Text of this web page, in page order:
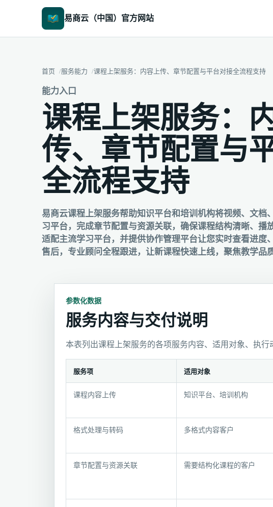
易商云（中国）官方网站
首页 服务能力 课程上架服务：内容上传、章节配置与平台对接全流程支持
能力入口
课程上架服务：
传、章节配置与
全流程支持
易商云课程上架服务帮助知识平台和培训机构将视频、文档
习平台，完成章节配置与资源关联，确保课程结构清晰、播
适配主流学习平台，并提供协作管理平台让您实时查看进度
售后，专业顾问全程跟进，让新课程快速上线，聚焦教学品质
参数化数据
服务内容与交付说明
本表列出课程上架服务的各项服务内容、适用对象、执
服
容
交
付
服务项 适用对象
课程内容上传 知识平台、培训机构
格式处理与转码 多格式内容客户
章节配置与资源关联 需要结构化课程的客户